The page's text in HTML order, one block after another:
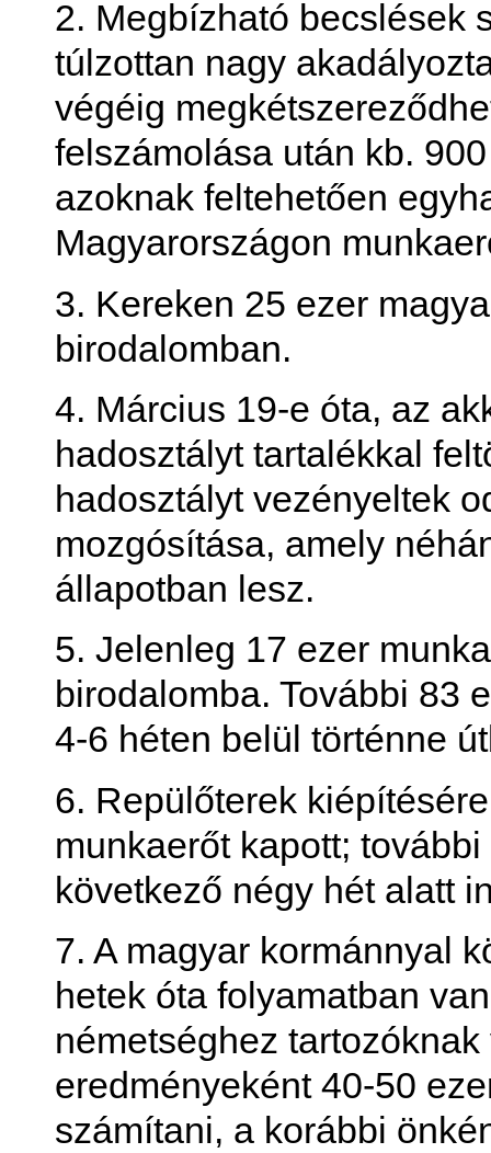
2. Megbízható becslések
túlzottan nagy
végéig
felszámolása után kb.
azoknak feltehetően
Magyarországon
3. Kereken 25 ezer
birodalomban.
4. Március 19-e óta, az
hadosztályt tartalékkal
hadosztályt vezényeltek
mozgósítása, amely
állapotban lesz.
5. Jelenleg 17 ezer
birodalomba. További 83
4-6 héten belül történne
6. Repülőterek
munkaerőt kapott;
következő négy hét alatt
7. A magyar kormánnyal
hetek óta folyamatban
németséghez
eredményeként 40-50
számítani, a korábbi